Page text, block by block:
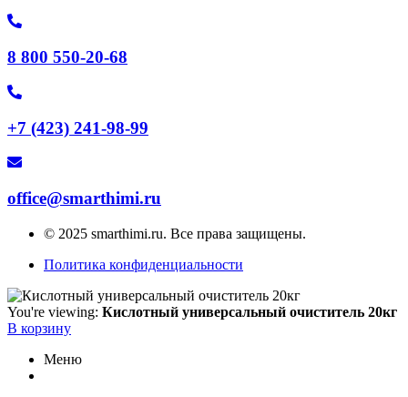
8 800 550-20-68
+7 (423) 241-98-99
office@smarthimi.ru
© 2025 smarthimi.ru. Все права защищены.
Политика конфиденциальности
You're viewing: Кислотный универсальный очиститель 20кг
В корзину
Меню